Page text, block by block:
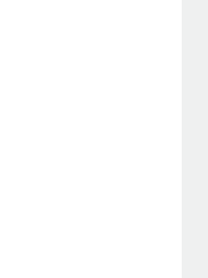
（契約社員管理